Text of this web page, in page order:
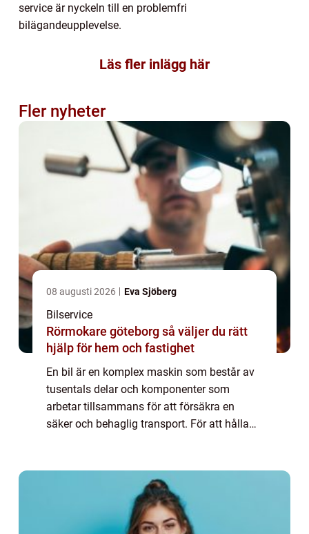
service är nyckeln till en problemfri
bilägandeupplevelse.
Läs fler inlägg här
Fler nyheter
08 augusti 2026 Eva Sjöberg
Bilservice
Rörmokare göteborg så väljer du rätt
hjälp för hem och fastighet
En bil är en komplex maskin som består av
tusentals delar och komponenter som
arbetar tillsammans för att försäkra en
säker och behaglig transport. För att hålla